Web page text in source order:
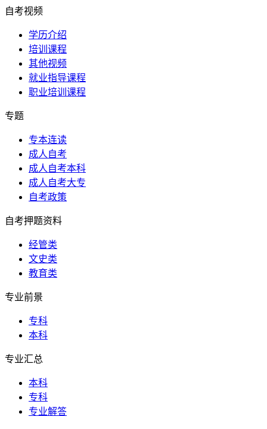
自考视频
学历介绍
培训课程
其他视频
就业指导课程
职业培训课程
专题
专本连读
成人自考
成人自考本科
成人自考大专
自考政策
自考押题资料
经管类
文史类
教育类
专业前景
专科
本科
专业汇总
本科
专科
专业解答